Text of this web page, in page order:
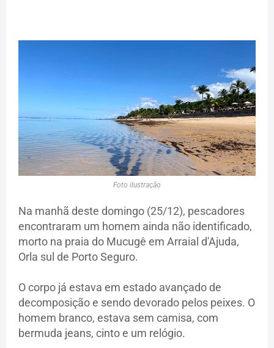
Foto ilustração
Na manhã deste domingo (25/12), pescadores
encontraram um homem ainda não identificado,
morto na praia do Mucugê em Arraial d'Ajuda,
Orla sul de Porto Seguro.
O corpo já estava em estado avançado de
decomposição e sendo devorado pelos peixes. O
homem branco, estava sem camisa, com
bermuda jeans, cinto e um relógio.